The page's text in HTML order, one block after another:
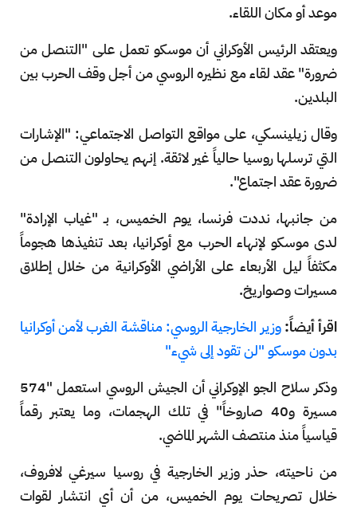
موعد أو مكان اللقاء.
ويعتقد الرئيس الأوكراني أن موسكو تعمل على "التنصل من
ضرورة" عقد لقاء مع نظيره الروسي من أجل وقف الحرب بين
البلدين.
وقال زيلينسكي، على مواقع التواصل الاجتماعي: "الإشارات
التي ترسلها روسيا حالياً غير لائقة. إنهم يحاولون التنصل من
ضرورة عقد اجتماع".
من جانبها، نددت فرنسا، يوم الخميس، بـ "غياب الإرادة"
لدى موسكو لإنهاء الحرب مع أوكرانيا، بعد تنفيذها هجوماً
مكثفاً ليل الأربعاء على الأراضي الأوكرانية من خلال إطلاق
مسيرات وصواريخ.
اقرأ أيضاً:وزير الخارجية الروسي: مناقشة الغرب لأمن أوكرانيا
بدون موسكو "لن تقود إلى شيء"
وذكر سلاح الجو الإوكراني أن الجيش الروسي استعمل "574
مسيرة و40 صاروخاً" في تلك الهجمات، وما يعتبر رقماً
قياسياً منذ منتصف الشهر الماضي.
من ناحيته، حذر وزير الخارجية في روسيا سيرغي لافروف،
خلال تصريحات يوم الخميس، من أن أي انتشار لقوات